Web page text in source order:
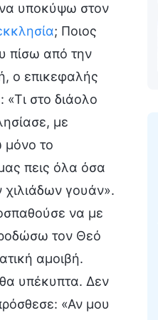
υποκύψω στον
; Ποιος
πίσω από την
ο επικεφαλής
στο διάολο
με
μόνο το
πεις όλα όσα
χιλιάδων γουάν».
να με
τον Θεό
αμοιβή.
υπέκυπτα. Δεν
«Αν μου